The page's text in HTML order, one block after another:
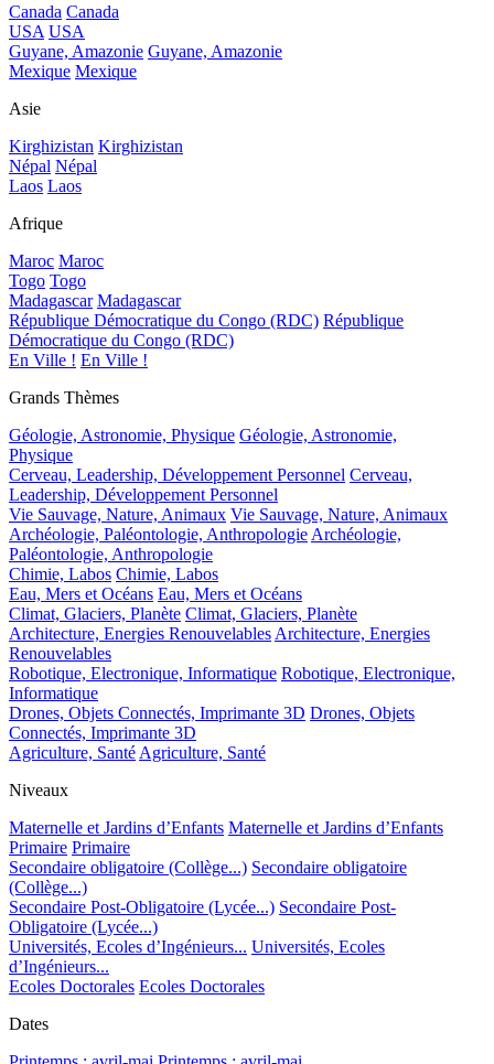
Canada Canada
USA USA
Guyane, Amazonie Guyane, Amazonie
Mexique Mexique
Asie
Kirghizistan Kirghizistan
Népal Népal
Laos Laos
Afrique
Maroc Maroc
Togo Togo
Madagascar Madagascar
République Démocratique du Congo (RDC) République
Démocratique du Congo (RDC)
En Ville ! En Ville !
Grands Thèmes
Géologie, Astronomie, Physique Géologie, Astronomie,
Physique
Cerveau, Leadership, Développement Personnel Cerveau,
Leadership, Développement Personnel
Vie Sauvage, Nature, Animaux Vie Sauvage, Nature, Animaux
Archéologie, Paléontologie, Anthropologie Archéologie,
Paléontologie, Anthropologie
Chimie, Labos Chimie, Labos
Eau, Mers et Océans Eau, Mers et Océans
Climat, Glaciers, Planète Climat, Glaciers, Planète
Architecture, Energies Renouvelables Architecture, Energies
Renouvelables
Robotique, Electronique, Informatique Robotique, Electronique,
Informatique
Drones, Objets Connectés, Imprimante 3D Drones, Objets
Connectés, Imprimante 3D
Agriculture, Santé Agriculture, Santé
Niveaux
Maternelle et Jardins d’Enfants Maternelle et Jardins d’Enfants
Primaire Primaire
Secondaire obligatoire (Collège...) Secondaire obligatoire
(Collège...)
Secondaire Post-Obligatoire (Lycée...) Secondaire Post-
Obligatoire (Lycée...)
Universités, Ecoles d’Ingénieurs... Universités, Ecoles
d’Ingénieurs...
Ecoles Doctorales Ecoles Doctorales
Dates